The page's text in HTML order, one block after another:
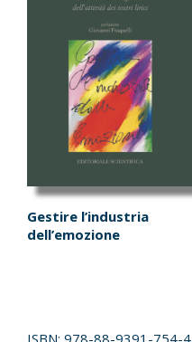
Gestire l’industria
dell’emozione